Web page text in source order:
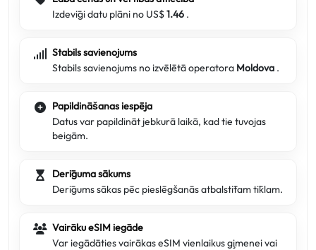
Izdevīgi datu plāni no US$1.46 .
Stabils savienojums
Stabils savienojums no izvēlētā operatora Moldova .
Papildināšanas iespēja
Datus var papildināt jebkurā laikā, kad tie tuvojas
beigām.
Derīguma sākums
Derīgums sākas pēc pieslēgšanās atbalstītam tīklam.
Vairāku eSIM iegāde
Var iegādāties vairākas eSIM vienlaikus ģimenei vai